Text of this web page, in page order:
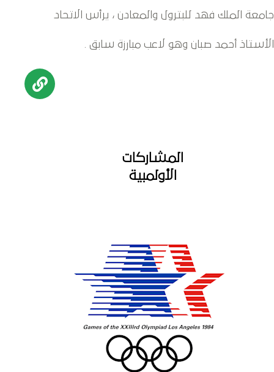
جامعة الملك فهد للبترول والمعادن ، يرأس الاتحاد
الأستاذ أحمد صبان وهو لاعب مبارزة سابق .
المشاركات
الأولمبية